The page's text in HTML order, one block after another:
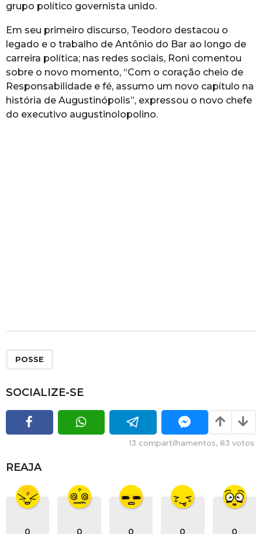
grupo político governista unido.
Em seu primeiro discurso, Teodoro destacou o
legado e o trabalho de Antônio do Bar ao longo de
carreira política; nas redes sociais, Roni comentou
sobre o novo momento, “Com o coração cheio de
Responsabilidade e fé, assumo um novo capítulo na
história de Augustinópolis”, expressou o novo chefe
do executivo augustinolopolino.
POSSE
SOCIALIZE-SE
13 compartilhamentos, 83 votos
REAJA
0 0 0 0 0